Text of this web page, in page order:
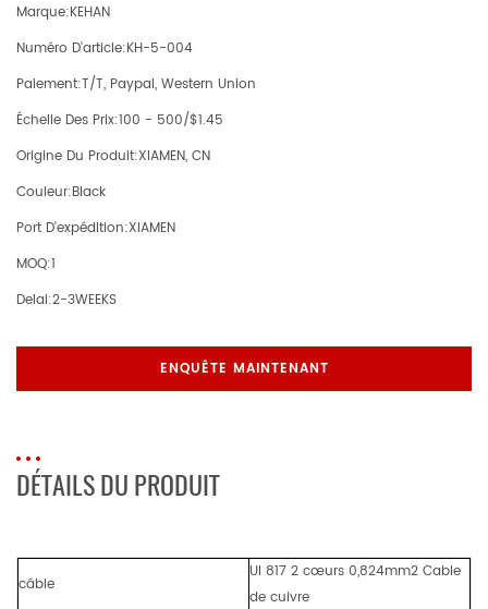
Marque:KEHAN
Numéro D'article:KH-5-004
Paiement:T/T, Paypal, Western Union
Échelle Des Prix:100 - 500/$1.45
Origine Du Produit:XIAMEN, CN
Couleur:Black
Port D'expédition:XIAMEN
MOQ:1
Delai:2-3WEEKS
ENQUÊTE MAINTENANT
DÉTAILS DU PRODUIT
câble
Ul 817 2 cœurs 0,824mm2 Cable
de cuivre